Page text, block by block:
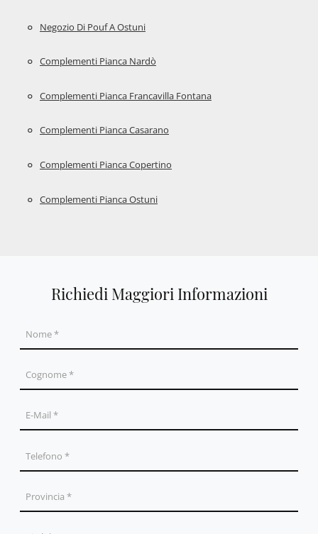
Negozio Di Pouf A Ostuni
Complementi Pianca Nardò
Complementi Pianca Francavilla Fontana
Complementi Pianca Casarano
Complementi Pianca Copertino
Complementi Pianca Ostuni
Richiedi Maggiori Informazioni